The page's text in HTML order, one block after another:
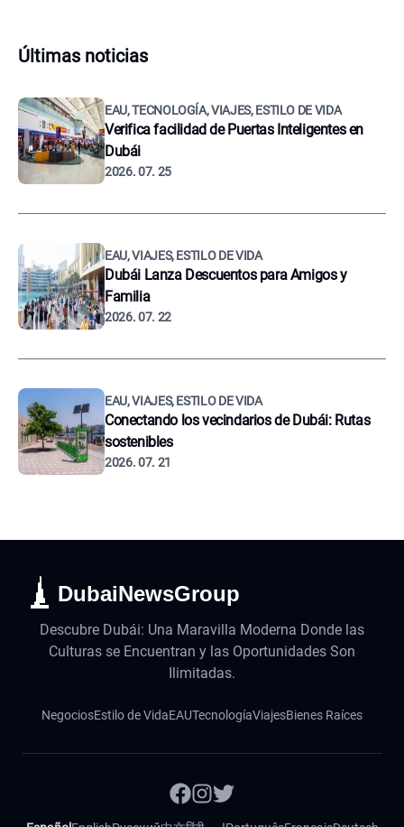
Últimas noticias
EAU, TECNOLOGÍA, VIAJES, ESTILO DE VIDA
Verifica facilidad de Puertas Inteligentes en
Dubái
2026. 07. 25
EAU, VIAJES, ESTILO DE VIDA
Dubái Lanza Descuentos para Amigos y
Familia
2026. 07. 22
EAU, VIAJES, ESTILO DE VIDA
Conectando los vecindarios de Dubái: Rutas
sostenibles
2026. 07. 21
DubaiNewsGroup
Descubre Dubái: Una Maravilla Moderna Donde las
Culturas se Encuentran y las Oportunidades Son
Ilimitadas.
NegociosEstilo de VidaEAUTecnologíaViajesBienes Raíces